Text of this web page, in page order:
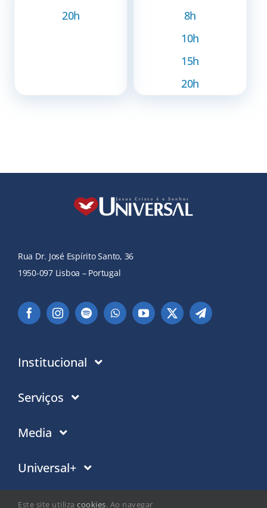
20h
8h
10h
15h
20h
Rua Dr. José Espírito Santo, 36
1950-097 Lisboa – Portugal
Institucional
Instituição
Politica de Cookies
Serviços
Contactos
Media
Notícias
Eventos
Universal+
Este site utiliza cookies. Ao navegar